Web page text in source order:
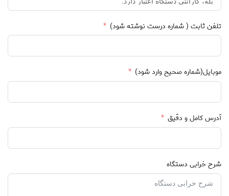
تلفن ثابت ( شماره درست نوشته شود)
موبایل(شماره صحیح وارد شود)
آدرس کامل و دقیق
شرح خرابی دستگاه